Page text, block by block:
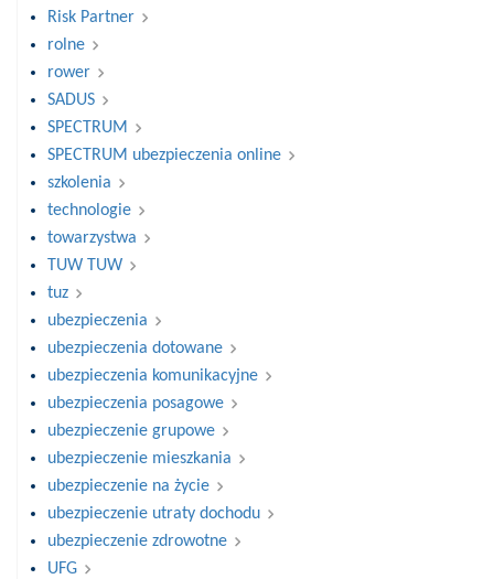
Risk Partner
rolne
rower
SADUS
SPECTRUM
SPECTRUM ubezpieczenia online
szkolenia
technologie
towarzystwa
TUW TUW
tuz
ubezpieczenia
ubezpieczenia dotowane
ubezpieczenia komunikacyjne
ubezpieczenia posagowe
ubezpieczenie grupowe
ubezpieczenie mieszkania
ubezpieczenie na życie
ubezpieczenie utraty dochodu
ubezpieczenie zdrowotne
UFG